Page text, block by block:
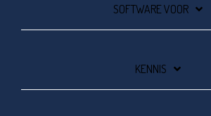
SOFTWARE VOOR
KENNIS